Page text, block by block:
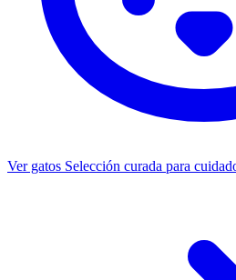
Ver gatos Selección curada para